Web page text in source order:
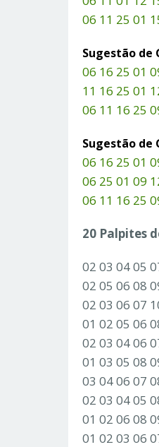
06 11 25 01
Sugestão de
06 16 25 01
11 16 25 01
06 11 16 25
Sugestão de
06 16 25 01
06 25 01 09
06 11 16 25
20 Palpites
02 03 04 05
02 05 06 08
02 03 06 07
01 02 05 06
02 03 04 06
01 03 05 08
03 04 06 07
02 03 04 05
01 02 06 08
01 02 03 06